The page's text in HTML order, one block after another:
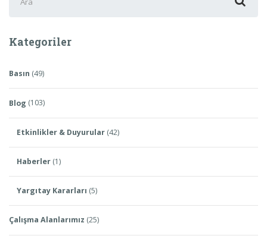
ara:
Kategoriler
Basın (49)
Blog (103)
Etkinlikler & Duyurular (42)
Haberler (1)
Yargıtay Kararları (5)
Çalışma Alanlarımız (25)